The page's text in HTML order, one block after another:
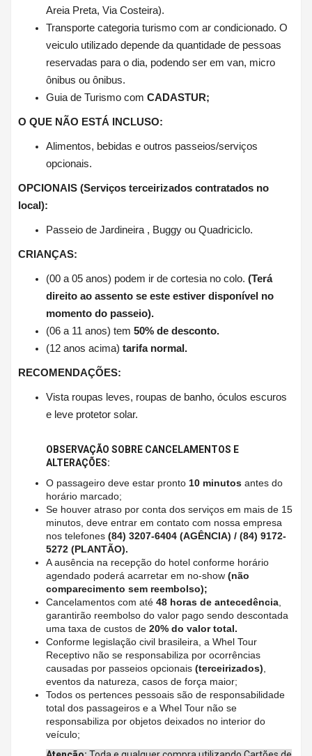
Areia Preta, Via Costeira).
Transporte categoria turismo com ar condicionado. O
veiculo utilizado depende da quantidade de pessoas
reservadas para o dia, podendo ser em van, micro
ônibus ou ônibus.
Guia de Turismo com CADASTUR;
O QUE NÃO ESTÁ INCLUSO:
Alimentos, bebidas e outros passeios/serviços
opcionais.
OPCIONAIS (Serviços terceirizados contratados no
local):
Passeio de Jardineira , Buggy ou Quadriciclo.
CRIANÇAS:
(00 a 05 anos) podem ir de cortesia no colo. (Terá
direito ao assento se este estiver disponível no
momento do passeio).
(06 a 11 anos) tem 50% de desconto.
(12 anos acima) tarifa normal.
RECOMENDAÇÕES:
Vista roupas leves, roupas de banho, óculos escuros
e leve protetor solar.
OBSERVAÇÃO SOBRE CANCELAMENTOS E
ALTERAÇÕES:
O passageiro deve estar pronto 10 minutos antes do
horário marcado;
Se houver atraso por conta dos serviços em mais de 15
minutos, deve entrar em contato com nossa empresa
nos telefones (84) 3207-6404 (AGÊNCIA) / (84) 9172-
5272 (PLANTÃO).
A ausência na recepção do hotel conforme horário
agendado poderá acarretar em no-show (não
comparecimento sem reembolso);
Cancelamentos com até 48 horas de antecedência
garantirão reembolso do valor pago sendo descontada
uma taxa de custos de 20% do valor total.
Conforme legislação civil brasileira, a Whel Tour
Receptivo não se responsabiliza por ocorrências
causadas por passeios opcionais (terceirizados)
eventos da natureza, casos de força maior;
Todos os pertences pessoais são de responsabilidade
total dos passageiros e a Whel Tour não se
responsabiliza por objetos deixados no interior do
veículo;